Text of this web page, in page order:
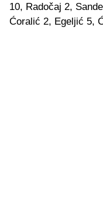
10, Radočaj 2,
Ćoralić 2, Egeljić 5,